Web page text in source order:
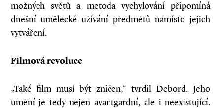
možných světů a metoda vychylování připomíná
dnešní umělecké užívání předmětů namísto jejich
vytváření.
Filmová revoluce
„Také film musí být zničen,“ tvrdil Debord. Jeho
umění je tedy nejen avantgardní, ale i neexistující.